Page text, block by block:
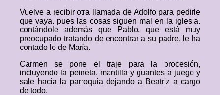
Vuelve a recibir otra llamada de Adolfo para pedirle
que vaya, pues las cosas siguen mal en la iglesia,
contándole además que Pablo, que está muy
preocupado tratando de encontrar a su padre, le ha
contado lo de María.
Carmen se pone el traje para la procesión,
incluyendo la peineta, mantilla y guantes a juego y
sale hacia la parroquia dejando a Beatriz a cargo
de todo.